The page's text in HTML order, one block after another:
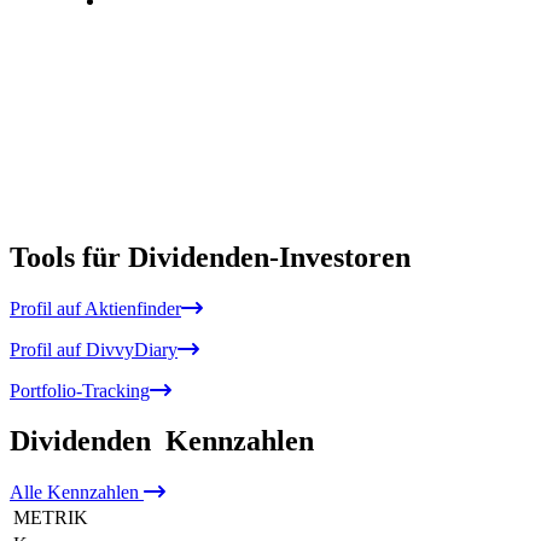
Tools für Dividenden-Investoren
Profil auf Aktienfinder
Profil auf DivvyDiary
Portfolio-Tracking
Dividenden Kennzahlen
Alle Kennzahlen
METRIK